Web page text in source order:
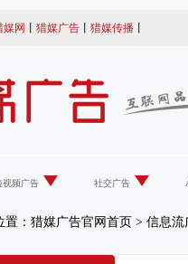
媒网 猎媒广告 猎媒传播
视频广告 社交广告
： 猎媒广告官网首页 > 信息流